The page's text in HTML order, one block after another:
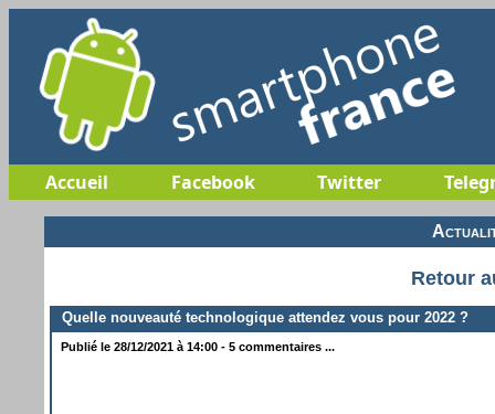
Accueil Facebook Twitter
Retour
Quelle nouveauté technologique attendez vous pour 2022 ?
Publié le 28/12/2021 à 14:00 - 5 commentaires ...